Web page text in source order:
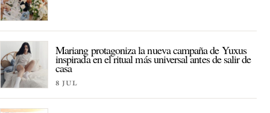
Mariang protagoniza la nueva campaña de Yuxus
inspirada en el ritual más universal antes de salir de
casa
8 JUL